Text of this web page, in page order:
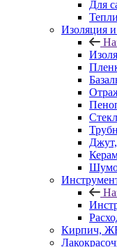
Для
Изоляция
Кирпич,